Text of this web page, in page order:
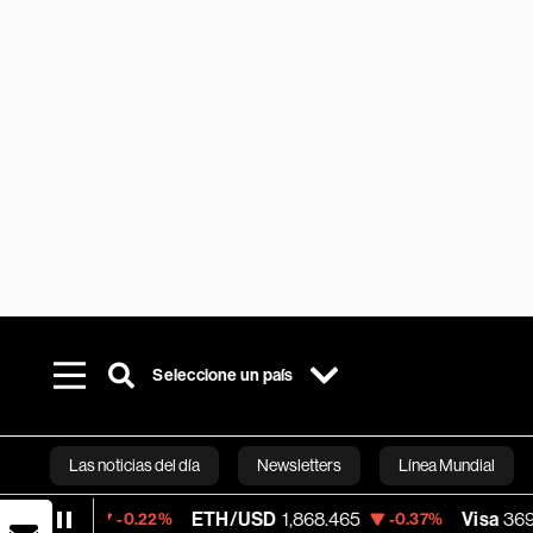
Seleccione un país
Las noticias del día Newsletters Línea Mundial
Bloomberg
ETH/USD 1,868.465 -0.37% Visa 369.59